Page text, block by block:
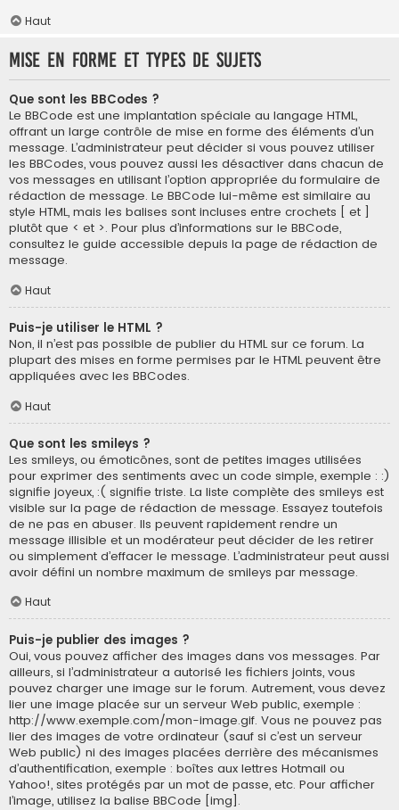
Haut
Mise en forme et types de sujets
Que sont les BBCodes ?
Le BBCode est une implantation spéciale au langage HTML,
offrant un large contrôle de mise en forme des éléments d’un
message. L’administrateur peut décider si vous pouvez utiliser
les BBCodes, vous pouvez aussi les désactiver dans chacun de
vos messages en utilisant l’option appropriée du formulaire de
rédaction de message. Le BBCode lui-même est similaire au
style HTML, mais les balises sont incluses entre crochets [ et ]
plutôt que < et >. Pour plus d’informations sur le BBCode,
consultez le guide accessible depuis la page de rédaction de
message.
Haut
Puis-je utiliser le HTML ?
Non, il n’est pas possible de publier du HTML sur ce forum. La
plupart des mises en forme permises par le HTML peuvent être
appliquées avec les BBCodes.
Haut
Que sont les smileys ?
Les smileys, ou émoticônes, sont de petites images utilisées
pour exprimer des sentiments avec un code simple, exemple : :)
signifie joyeux, :( signifie triste. La liste complète des smileys est
visible sur la page de rédaction de message. Essayez toutefois
de ne pas en abuser. Ils peuvent rapidement rendre un
message illisible et un modérateur peut décider de les retirer
ou simplement d’effacer le message. L’administrateur peut aussi
avoir défini un nombre maximum de smileys par message.
Haut
Puis-je publier des images ?
Oui, vous pouvez afficher des images dans vos messages. Par
ailleurs, si l’administrateur a autorisé les fichiers joints, vous
pouvez charger une image sur le forum. Autrement, vous devez
lier une image placée sur un serveur Web public, exemple :
http://www.exemple.com/mon-image.gif. Vous ne pouvez pas
lier des images de votre ordinateur (sauf si c’est un serveur
Web public) ni des images placées derrière des mécanismes
d’authentification, exemple : boîtes aux lettres Hotmail ou
Yahoo!, sites protégés par un mot de passe, etc. Pour afficher
l’image, utilisez la balise BBCode [img].